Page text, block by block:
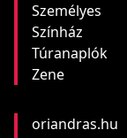
Személyes
Színház
Túranaplók
Zene
oriandras.hu